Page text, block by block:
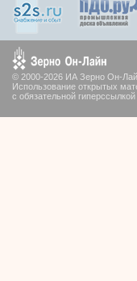
© 2000-2026 ИА Зерно Он-
Использование открытых
с обязательной